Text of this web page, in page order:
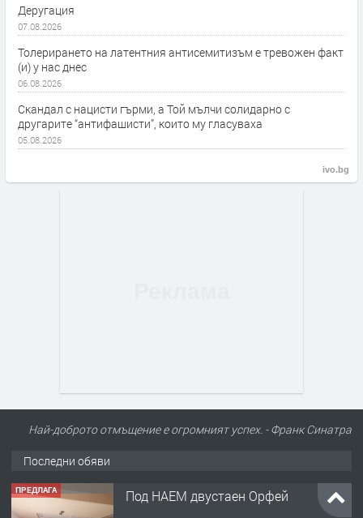
Деругация
07.08.2026
Толерирането на латентния антисемитизъм е тревожен факт
(и) у нас днес
06.08.2026
Скандал с нацисти гърми, а Той мълчи солидарно с
другарите “антифашисти”, които му гласуваха
05.08.2026
ivo.bg
Най-доброто отмъщение е огромният успех. - Франк Синатра
Последни обяви
ПРЕДЛАГА Под НАЕМ двустаен Орфей